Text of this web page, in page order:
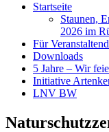
Startseite
Staunen,
2026 im
Für
Downloads
5 Jahre – Wir
Initiative
LNV BW